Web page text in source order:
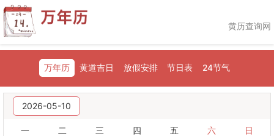
黄历查询网
万年历 黄道吉日 放假安排 节日表 24节气
2026-05-10
一 二 三 四 五 六 日